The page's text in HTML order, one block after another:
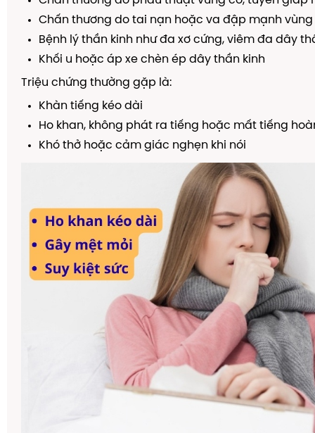
Chấn thương do tai nạn hoặc va đập mạnh vùng
Bệnh lý thần kinh như đa xơ cứng, viêm đa dây
Khối u hoặc áp xe chèn ép dây thần kinh
Triệu chứng thường gặp là:
Khàn tiếng kéo dài
Ho khan, không phát ra tiếng hoặc mất tiếng
Khó thở hoặc cảm giác nghẹn khi nói